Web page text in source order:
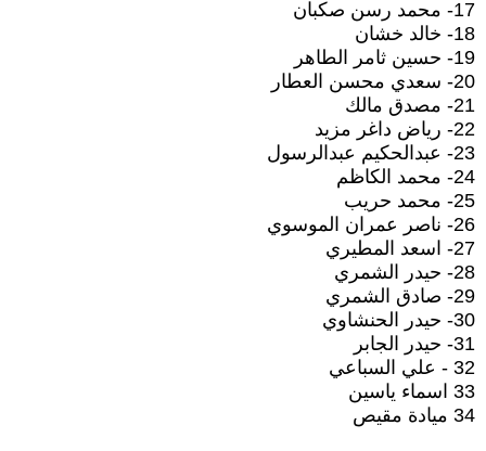
17- محمد رسن صكبان
18- خالد خشان
19- حسين ثامر الطاهر
20- سعدي محسن العطار
21- مصدق مالك
22- رياض داغر مزيد
23- عبدالحكيم عبدالرسول
24- محمد الكاظم
25- محمد حريب
26- ناصر عمران الموسوي
27- اسعد المطيري
28- حيدر الشمري
29- صادق الشمري
30- حيدر الحنشاوي
31- حيدر الجابر
32 - علي السباعي
33 اسماء ياسين
34 ميادة مقيص